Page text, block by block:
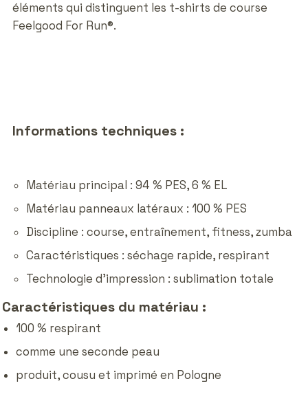
éléments qui distinguent les t-shirts de course
Feelgood For Run®.
Informations techniques :
Matériau principal : 94 % PES, 6 % EL
Matériau panneaux latéraux : 100 % PES
Discipline : course, entraînement, fitness, zumba
Caractéristiques : séchage rapide, respirant
Technologie d'impression : sublimation totale
Caractéristiques du matériau :
100 % respirant
comme une seconde peau
produit, cousu et imprimé en Pologne